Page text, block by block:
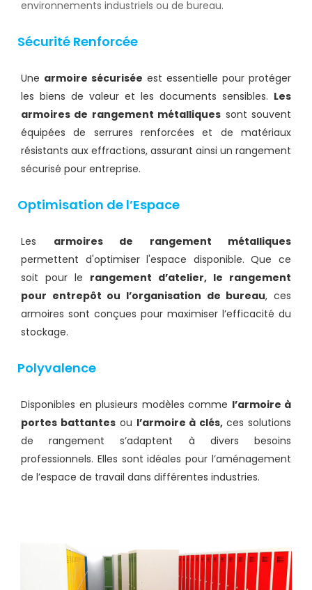
environnements industriels ou de bureau.
Sécurité Renforcée
Une armoire sécurisée est essentielle pour protéger
les biens de valeur et les documents sensibles. Les
armoires de rangement métalliques sont souvent
équipées de serrures renforcées et de matériaux
résistants aux effractions, assurant ainsi un rangement
sécurisé pour entreprise.
Optimisation de l’Espace
Les armoires de rangement métalliques
permettent d'optimiser l'espace disponible. Que ce
soit pour le rangement d’atelier, le rangement
pour entrepôt ou l’organisation de bureau, ces
armoires sont conçues pour maximiser l’efficacité du
stockage.
Polyvalence
Disponibles en plusieurs modèles comme l’armoire à
portes battantesou l’armoire à clés,ces solutions
de rangement s’adaptent à divers besoins
professionnels. Elles sont idéales pour l’aménagement
de l’espace de travail dans différentes industries.